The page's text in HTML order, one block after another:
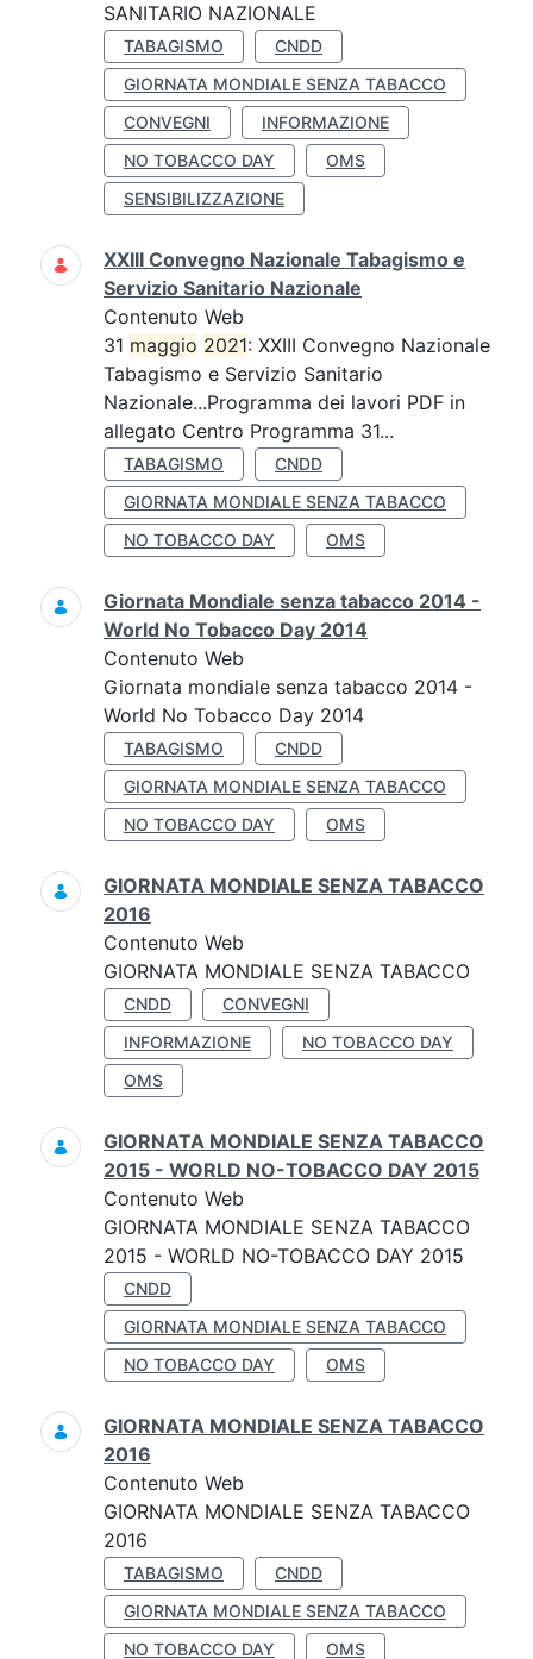
SANITARIO NAZIONALE
TABAGISMO
CNDD
GIORNATA MONDIALE SENZA TABACCO
CONVEGNI
INFORMAZIONE
NO TOBACCO DAY
OMS
SENSIBILIZZAZIONE
XXIII Convegno Nazionale Tabagismo e
Servizio Sanitario Nazionale
Contenuto Web
31 maggio 2021: XXIII Convegno Nazionale
Tabagismo e Servizio Sanitario
Nazionale...Programma dei lavori PDF in
allegato Centro Programma 31...
TABAGISMO
CNDD
GIORNATA MONDIALE SENZA TABACCO
NO TOBACCO DAY
OMS
Giornata Mondiale senza tabacco 2014 -
World No Tobacco Day 2014
Contenuto Web
Giornata mondiale senza tabacco 2014 -
World No Tobacco Day 2014
TABAGISMO
CNDD
GIORNATA MONDIALE SENZA TABACCO
NO TOBACCO DAY
OMS
GIORNATA MONDIALE SENZA TABACCO
2016
Contenuto Web
GIORNATA MONDIALE SENZA TABACCO
CNDD
CONVEGNI
INFORMAZIONE
NO TOBACCO DAY
OMS
GIORNATA MONDIALE SENZA TABACCO
2015 - WORLD NO-TOBACCO DAY 2015
Contenuto Web
GIORNATA MONDIALE SENZA TABACCO
2015 - WORLD NO-TOBACCO DAY 2015
CNDD
GIORNATA MONDIALE SENZA TABACCO
NO TOBACCO DAY
OMS
GIORNATA MONDIALE SENZA TABACCO
2016
Contenuto Web
GIORNATA MONDIALE SENZA TABACCO
2016
TABAGISMO
CNDD
GIORNATA MONDIALE SENZA TABACCO
NO TOBACCO DAY
OMS